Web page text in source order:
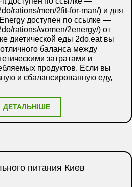
rations/men/2fit-for-man/) и для
доступен по ссылке —
rations/women/2energy/) от
диетической еды 2do.eat вы
баланса между
затратами и
продуктов. Если вы
и сбалансированную еду,
ДЕТАЛЬНІШЕ
питания Киев